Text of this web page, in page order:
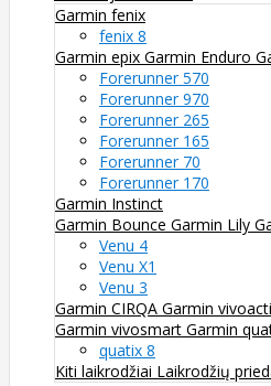
Garmin fenix
fenix 8
Garmin epix Garmin Enduro
Forerunner 570
Forerunner 970
Forerunner 265
Forerunner 165
Forerunner 70
Forerunner 170
Garmin Instinct
Garmin Bounce Garmin Lily
Venu 4
Venu X1
Venu 3
Garmin CIRQA Garmin
Garmin vivosmart Garmin
quatix 8
Kiti laikrodžiai Laikrodžių